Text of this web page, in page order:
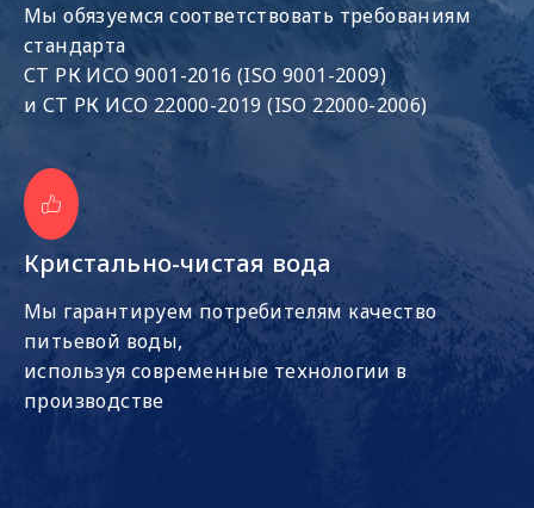
Мы обязуемся соответствовать требованиям
стандарта
СТ РК ИСО 9001-2016 (ISO 9001-2009)
и СТ РК ИСО 22000-2019 (ISO 22000-2006)
Кристально-чистая вода
Мы гарантируем потребителям качество
питьевой воды,
используя современные технологии в
производстве